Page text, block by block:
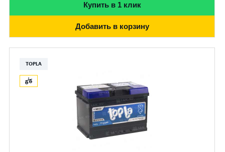
Купить в 1 клик
Добавить в корзину
TOPLA